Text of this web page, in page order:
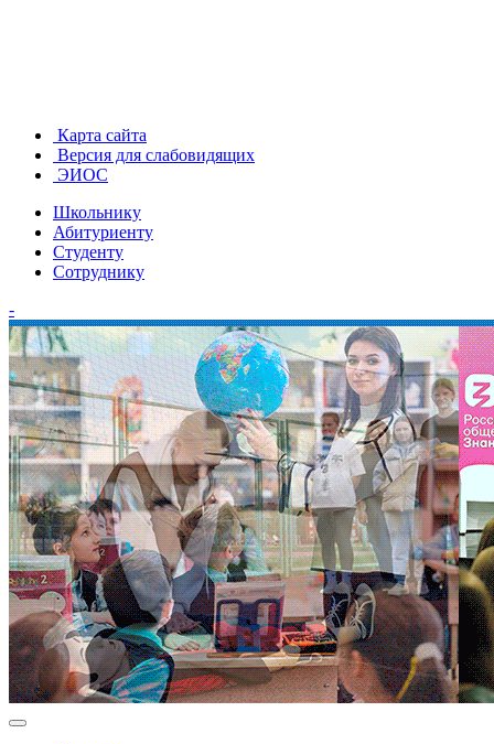
Карта сайта
Версия для слабовидящих
ЭИОС
Школьнику
Абитуриенту
Студенту
Сотруднику
-